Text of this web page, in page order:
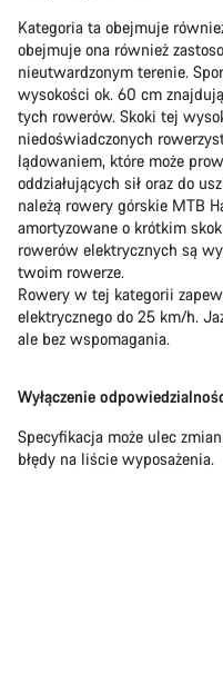
Kategoria ta obejmuje
obejmuje ona również
nieutwardzonym terenie.
wysokości ok. 60 cm
tych rowerów. Skoki tej
niedoświadczonych
lądowaniem, które może
oddziałujących sił oraz do
należą rowery górskie MTB
amortyzowane o krótkim
rowerów elektrycznych są
twoim rowerze.
Rowery w tej kategorii
elektrycznego do 25 km/h.
ale bez wspomagania.
Wyłączenie
Specyfikacja może ulec
błędy na liście wyposażenia.